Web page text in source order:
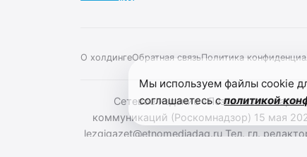
О холдингеОбратная связьПолитика
Сетевое издание «Лезги газет»
коммуникаций (Роскомнадзор) 15 мая
lezgigazet@etnomediadag.ru Тел. гл.
Мы используем файлы cookie
соглашаетесь сполитикой